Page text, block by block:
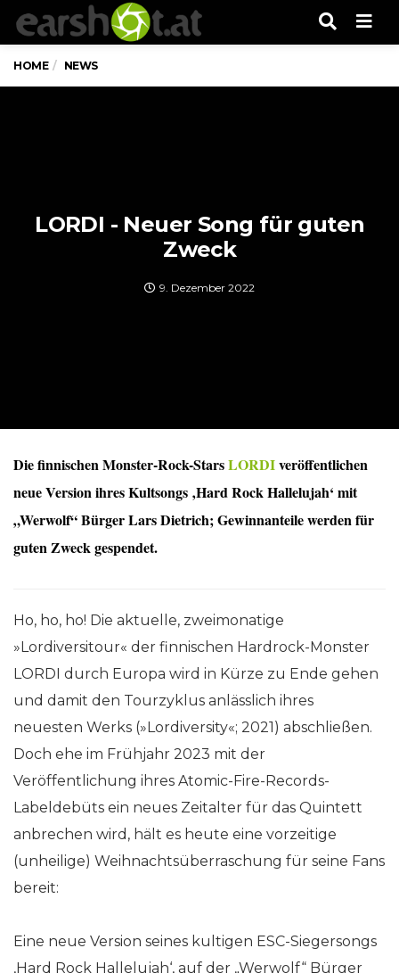
HOME NEWS
LORDI - Neuer Song für guten
Zweck
9. Dezember 2022
Die finnischen Monster-Rock-StarsLORDIveröffentlichen
neue Version ihres Kultsongs ‚Hard Rock Hallelujah‘ mit
„Werwolf“ Bürger Lars Dietrich; Gewinnanteile werden für
guten Zweck gespendet.
Ho, ho, ho! Die aktuelle, zweimonatige
»Lordiversitour« der finnischen Hardrock-Monster
LORDI durch Europa wird in Kürze zu Ende gehen
und damit den Tourzyklus anlässlich ihres
neuesten Werks (»Lordiversity«; 2021) abschließen.
Doch ehe im Frühjahr 2023 mit der
Veröffentlichung ihres Atomic-Fire-Records-
Labeldebüts ein neues Zeitalter für das Quintett
anbrechen wird, hält es heute eine vorzeitige
(unheilige) Weihnachtsüberraschung für seine Fans
bereit:
Eine neue Version seines kultigen ESC-Siegersongs
‚Hard Rock Hallelujah‘, auf der „Werwolf“ Bürger